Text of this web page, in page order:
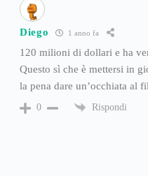
Diego 1 anno fa
120 milioni di dollari e ha
Questo sì che è mettersi in
la pena dare un’occhiata al
0 Rispondi